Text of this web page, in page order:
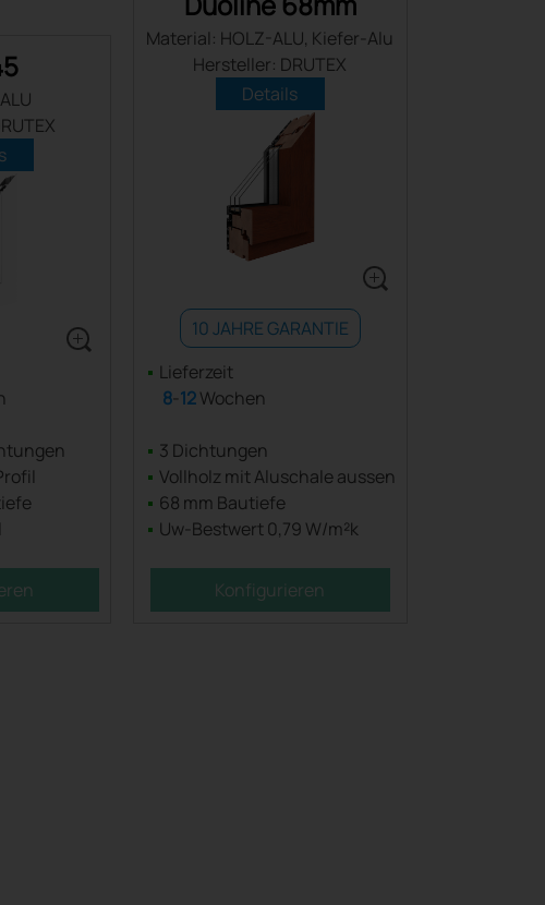
Material: HOLZ-ALU, Kiefer-Alu
Hersteller: DRUTEX
Details
10 JAHRE GARANTIE
Lieferzeit
8- 12Wochen
3 Dichtungen
Vollholz mit Aluschale aussen
68 mm Bautiefe
Uw-Bestwert 0,79 W/m²k
Konfigurieren